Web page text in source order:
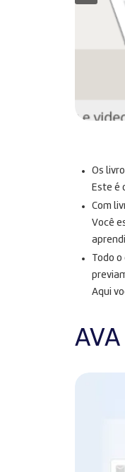
Os
Este é
Com
Você
Todo
Aqui